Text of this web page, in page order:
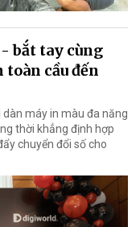
bắt tay cùng
cầu đến
máy in màu đa năng
thời khẳng định hợp
chuyển đổi số cho